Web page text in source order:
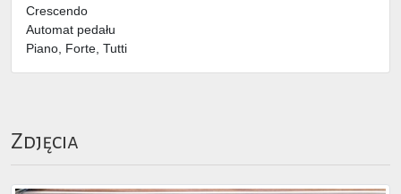
Crescendo
Automat pedału
Piano, Forte, Tutti
Zdjęcia